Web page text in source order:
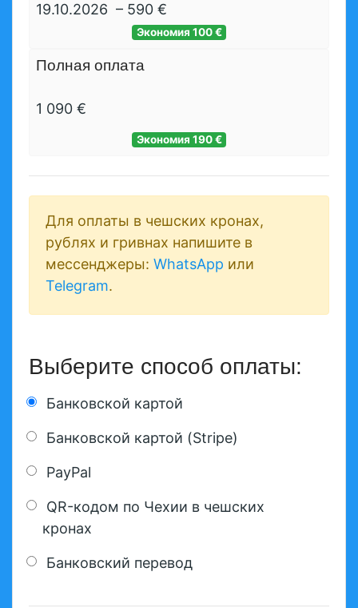
19.10.2026 – 590 €
Экономия 100 €
Полная оплата
1 090 €
Экономия 190 €
Для оплаты в чешских кронах,
рублях и гривнах напишите в
мессенджеры: WhatsApp или
Telegram.
Выберите способ оплаты:
Банковской картой
Банковской картой (Stripe)
PayPal
QR-кодом по Чехии в чешских
кронах
Банковский перевод